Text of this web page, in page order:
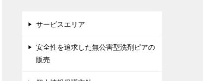
サービスエリア
安全性を追求した無公害型洗剤ピアの
販売